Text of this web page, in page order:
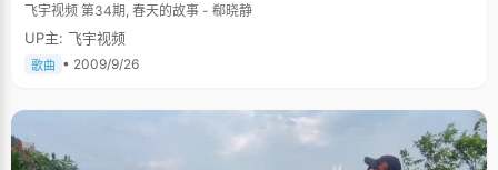
飞宇视频 第34期, 春天的故事 - 郗晓静
UP主: 飞宇视频
歌曲 • 2009/9/26